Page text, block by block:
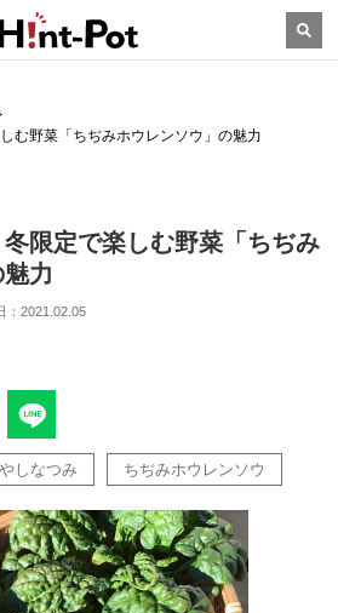
む野菜「ちぢみホウレンソウ」の魅力
限定で楽しむ野菜「ちぢみ
力
：2021.02.05
しなつみ ちぢみホウレンソウ